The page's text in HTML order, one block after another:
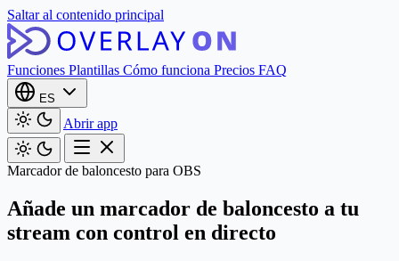
Saltar al contenido principal
Funciones Plantillas Cómo funciona Precios FAQ
ES
Abrir app
Marcador de baloncesto para OBS
Añade un marcador de baloncesto a tu
stream con control en directo